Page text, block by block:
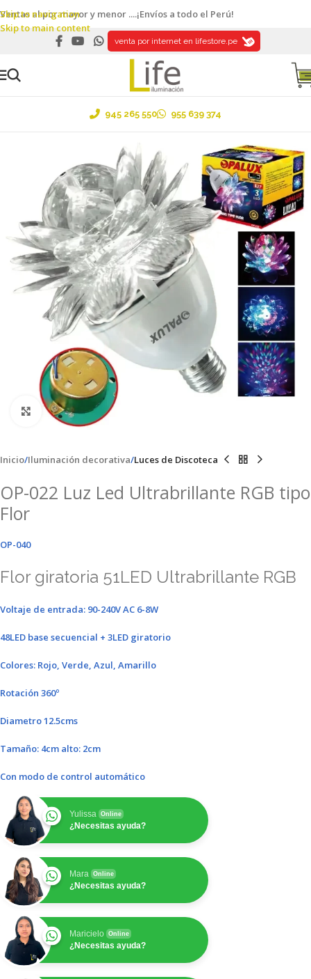
Skip to navigation
Skip to main content
Ventas al por mayor y menor ....¡Envíos a todo el Perú!
venta por internet en lifestore.pe
945 265 550 955 639 374
Clic para ampliar
Inicio Iluminación decorativa Luces de Discoteca
OP-022 Luz Led Ultrabrillante RGB tipo
Flor
OP-040
Flor giratoria 51LED Ultrabrillante RGB
Voltaje de entrada: 90-240V AC 6-8W
48LED base secuencial + 3LED giratorio
Colores: Rojo, Verde, Azul, Amarillo
Rotación 360º
Diametro 12.5cms
Tamaño: 4cm alto: 2cm
Con modo de control automático
Yulissa Online
¿Necesitas ayuda?
Mara Online
¿Necesitas ayuda?
Maricielo Online
¿Necesitas ayuda?